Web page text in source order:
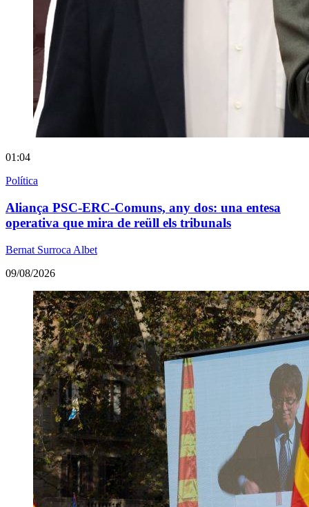
01:04
Política
Aliança PSC-ERC-Comuns, any dos: una entesa
operativa que mira de reüll els tribunals
Bernat Surroca Albet
09/08/2026